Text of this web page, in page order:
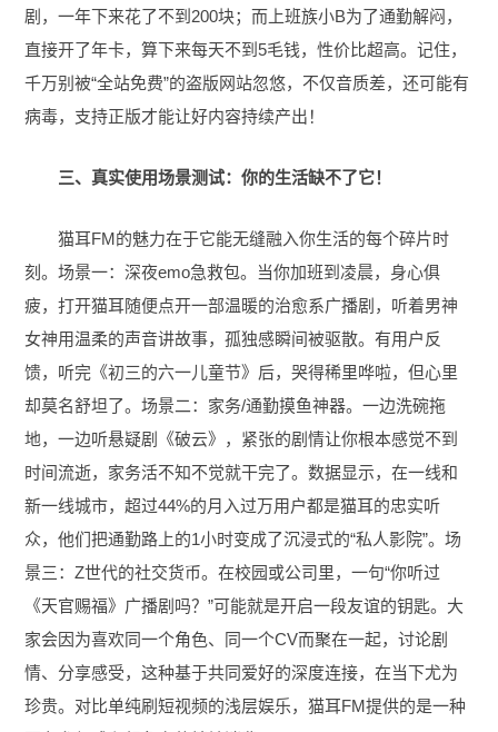
剧，一年下来花了不到200块；而上班族小B为了通勤解闷，
直接开了年卡，算下来每天不到5毛钱，性价比超高。记住，
千万别被“全站免费”的盗版网站忽悠，不仅音质差，还可能有
病毒，支持正版才能让好内容持续产出！
三、真实使用场景测试：你的生活缺不了它！
猫耳FM的魅力在于它能无缝融入你生活的每个碎片时
刻。场景一：深夜emo急救包。当你加班到凌晨，身心俱
疲，打开猫耳随便点开一部温暖的治愈系广播剧，听着男神
女神用温柔的声音讲故事，孤独感瞬间被驱散。有用户反
馈，听完《初三的六一儿童节》后，哭得稀里哗啦，但心里
却莫名舒坦了。场景二：家务/通勤摸鱼神器。一边洗碗拖
地，一边听悬疑剧《破云》，紧张的剧情让你根本感觉不到
时间流逝，家务活不知不觉就干完了。数据显示，在一线和
新一线城市，超过44%的月入过万用户都是猫耳的忠实听
众，他们把通勤路上的1小时变成了沉浸式的“私人影院”。场
景三：Z世代的社交货币。在校园或公司里，一句“你听过
《天官赐福》广播剧吗？”可能就是开启一段友谊的钥匙。大
家会因为喜欢同一个角色、同一个CV而聚在一起，讨论剧
情、分享感受，这种基于共同爱好的深度连接，在当下尤为
珍贵。对比单纯刷短视频的浅层娱乐，猫耳FM提供的是一种